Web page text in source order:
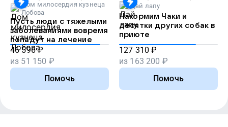
Дом милосердия кузнеца
Лобова
Пусть люди с тяжелыми
заболеваниями вовремя
попадут на лечение
46 596 ₽
из 51 150 ₽
Помочь
Дай лапу
Накормим Чаки и
десятки других собак в
приюте
127 310 ₽
из 163 200 ₽
Помочь